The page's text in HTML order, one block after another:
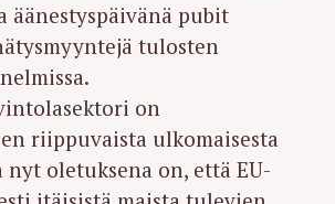
äänestyspäivänä pubit
tulosten
on
riippuvaista ulkomaisesta
nyt oletuksena on, että EU-